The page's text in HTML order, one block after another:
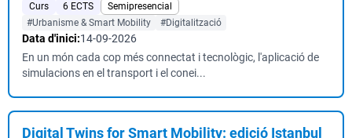
Curs 6 ECTS
Semipresencial
#Urbanisme & Smart Mobility
#Digitalització
Data d'inici:14-09-2026
En un món cada cop més connectat i tecnològic, l'aplicació de
simulacions en el transport i el conei...
Digital Twins for Smart Mobility: edició Istanbul